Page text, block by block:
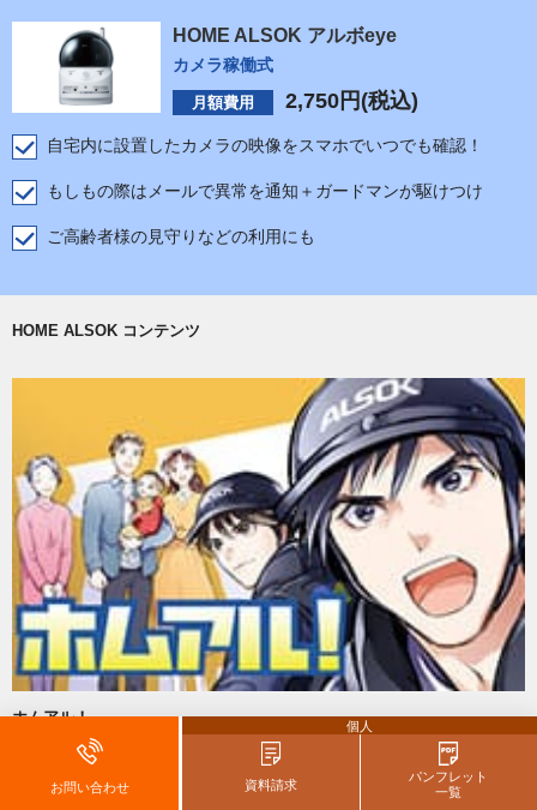
HOME ALSOK アルボeye
カメラ稼働式
月額費用 2,750 円(税込)
自宅内に設置したカメラの映像をスマホでいつでも確認！
もしもの際はメールで異常を通知＋ガードマンが駆けつけ
ご高齢者様の見守りなどの利用にも
HOME ALSOK コンテンツ
ホムアル！
～マンガでわかるホームセキュリティ～
ホームセキュリティの魅力と、システムを連載マンガでお届けします。
お問い合わせ
個人
資料請求
パンフレット
一覧